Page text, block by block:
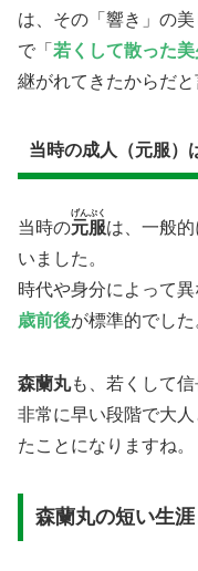
は、その「響き」の
で「 若くして散った
継がれてきたからだと
当時の成人（元服）
当時の元服
げんぷく
は、一般
いました。
時代や身分によって
歳前後が標準的でした
​森蘭丸も、若くして信
非常に早い段階で大
たことになりますね。
森蘭丸の短い生